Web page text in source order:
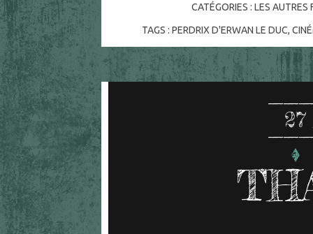
CATÉGORIES : LES AUTRES
TAGS : PERDRIX D'ERWAN LE DUC,
27